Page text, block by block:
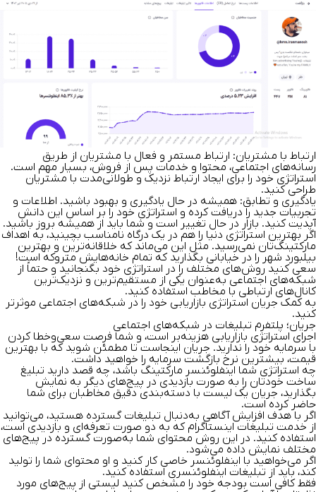
ارتباط با مشتریان: ارتباط مستمر و فعال با مشتریان از طریق
رسانه‌های اجتماعی، محتوا و خدمات پس از فروش، بسیار مهم است.
استراتژی خود را برای ایجاد ارتباط نزدیک و طولانی‌مدت با مشتریان
طراحی کنید.
یادگیری و تطابق: همیشه در حال یادگیری و بهبود باشید. اطلاعات و
تجربیات جدید را دریافت کرده و استراتژی خود را بر اساس این دانش
آپدیت کنید. بازار در حال تغییر است و شما باید از همیشه بروز باشید.
اگر بهترین استراتژی دنیا را هم در یک درگاه نامناسب بچینید، به اهداف
مارکتینگ‌تان نمی‌رسید. مثل این می‌ماند که خلاقانه‌ترین و بهترین
بیلبورد شهر را در خیابانی بگذارید که تمام خانه‌هایش متروکه است!
سعی کنید روش‌های مختلف را در استراتژی خود بگنجانید و حتماً از
شبکه‌های اجتماعی به‌عنوان یکی از مستقیم‌ترین و نزدیک‌ترین
کانال‌های ارتباطی با مخاطب استفاده کنید.
به کمک جریان استراتژی بازاریابی خود را در شبکه‌های اجتماعی موثر‌تر
کنید.
جریان؛ پلتفرم تبلیغات در شبکه‌های اجتماعی
اجرای استراتژی بازاریابی هزینه‌بر است، و شما فرصت سعی‌وخطا کردن
با سرمایه خود را ندارید. جریان اینجاست تا مطمئن شوید که با بهترین
قیمت، بیشترین نرخ بازگشت سرمایه را خواهید داشت.
چه استراتژی شما اینفلوئنسر مارکتینگ باشد، چه قصد دارید تبلیغ
ساخت خودتان را به صورت بازدیدی در پیج‌های دیگر به نمایش
بگذارید، جریان یک لیست با دسته‌بندی دقیق مخاطبان برای شما
حاضر کرده است.
اگر با هدف افزایش آگاهی به‌دنبال تبلیغات گسترده هستید، می‌توانید
از خدمت تبلیغات اینستاگرام که به دو صورت تعرفه‌ای و بازدیدی است،
استفاده کنید. در این روش محتوای شما به‌صورت گسترده در پیج‌های
مختلف نمایش داده می‌شود.
اگر می‌خواهید با اینفلوئنسر خاصی کار کنید و او محتوای شما را تولید
کند، باید از تبلیغات اینفلوئنسری استفاده کنید.
فقط کافی است بودجه خود را مشخص کنید لیستی از پیج‌های مورد